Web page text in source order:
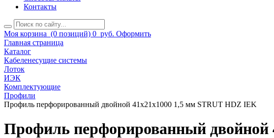
Контакты
Моя корзина (0 позиций) 0 руб. Оформить
Главная страница
Каталог
Кабеленесущие системы
Лоток
ИЭК
Комплектующие
Профили
Профиль перфорированный двойной 41х21х1000 1,5 мм STRUT HDZ IEK
Профиль перфорированный